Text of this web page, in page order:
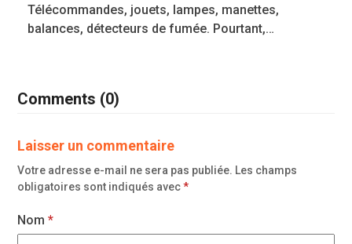
Télécommandes, jouets, lampes, manettes,
balances, détecteurs de fumée. Pourtant,…
Comments (0)
Laisser un commentaire
Votre adresse e-mail ne sera pas publiée. Les champs
obligatoires sont indiqués avec*
Nom*